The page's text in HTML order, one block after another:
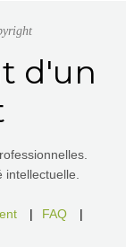
d'un
intellectuelle.
| FAQ
|